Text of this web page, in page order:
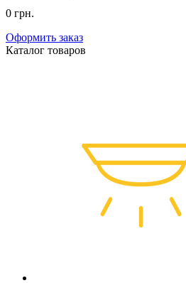
0 грн.
Оформить заказ
Каталог товаров